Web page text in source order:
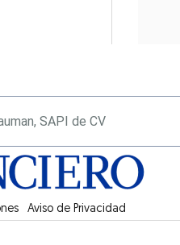
SAPI de CV
Opens in new window
Aviso de Privacidad